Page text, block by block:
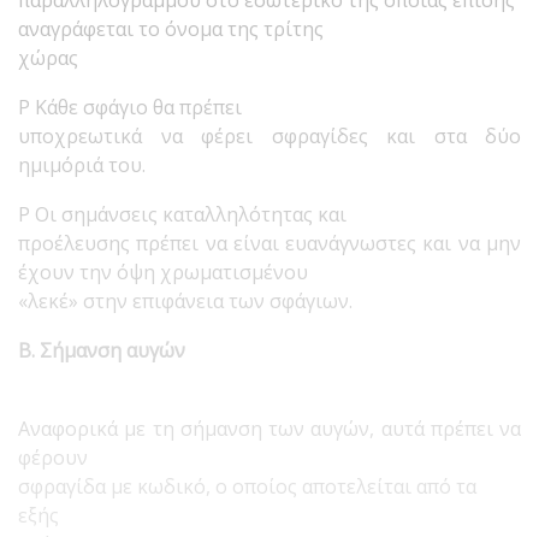
αναγράφεται το όνομα της τρίτης
χώρας
P Κάθε σφάγιο θα πρέπει
υποχρεωτικά να φέρει σφραγίδες και στα δύο
ημιμόριά του.
P Οι σημάνσεις καταλληλότητας και
προέλευσης πρέπει να είναι ευανάγνωστες και να μην
έχουν την όψη χρωματισμένου
«λεκέ» στην επιφάνεια των σφάγιων.
Β. Σήμανση αυγών
Αναφορικά με τη σήμανση των αυγών, αυτά πρέπει να
φέρουν
σφραγίδα με κωδικό, ο οποίος αποτελείται από τα
εξής